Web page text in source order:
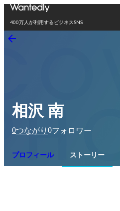
400万人が利用するビジネスSNS
相沢 南
0つながり 0フォロワー
プロフィール ストーリー